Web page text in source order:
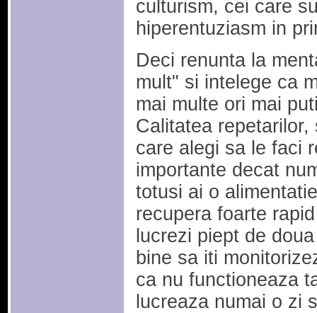
culturism, cei care
hiperentuziasm in
Deci renunta la
mult" si intelege ca
mai multe ori mai
Calitatea
care alegi sa le faci
importante decat
totusi ai o
recupera foarte
lucrezi piept de
bine sa iti
ca nu functioneaza
lucreaza numai o zi